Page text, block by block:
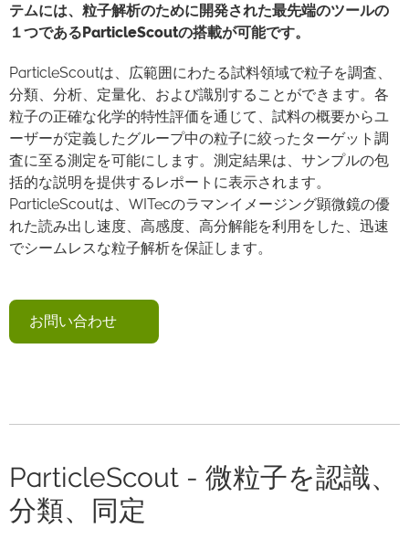
テムには、粒子解析のために開発された最先端のツールの
１つであるParticleScoutの搭載が可能です。
ParticleScoutは、広範囲にわたる試料領域で粒子を調査、
分類、分析、定量化、および識別することができます。各
粒子の正確な化学的特性評価を通じて、試料の概要からユ
ーザーが定義したグループ中の粒子に絞ったターゲット調
査に至る測定を可能にします。測定結果は、サンプルの包
括的な説明を提供するレポートに表示されます。
ParticleScoutは、WITecのラマンイメージング顕微鏡の優
れた読み出し速度、高感度、高分解能を利用をした、迅速
でシームレスな粒子解析を保証します。
お問い合わせ
ParticleScout - 微粒子を認識、
分類、同定